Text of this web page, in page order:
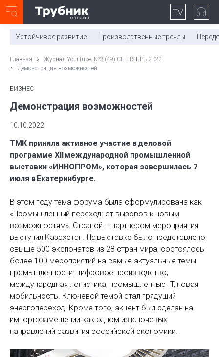
0:00/ 11:03
Устойчивое развитие Производственные тренды
Главная
Журнал YourTube. №3 (49) СЕНТЯБРЬ 2022
Демонстрация возможностей
БИЗНЕС
Демонстрация возможностей
10.10.2022
ТМК приняла активное участие в деловой
программе XII международной промышленной
выставки «ИННОПРОМ», которая завершилась 7
июля в Екатеринбурге.
В этом году тема форума была сформулирована как
«Промышленный переход: от вызовов к новым
возможностям». Страной – партнером мероприятия
выступил Казахстан. На выставке было представлено
свыше 500 экспонатов из 28 стран мира, состоялось
более 100 мероприятий на самые актуальные темы
промышленности: цифровое производство,
международная логистика, промышленные IT, новая
мобильность. Ключевой темой стал грядущий
энергопереход. Кроме того, акцент был сделан на
импортозамещении как одном из ключевых
направлений развития российской экономики.